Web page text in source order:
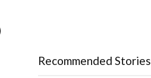
Recommended Stories